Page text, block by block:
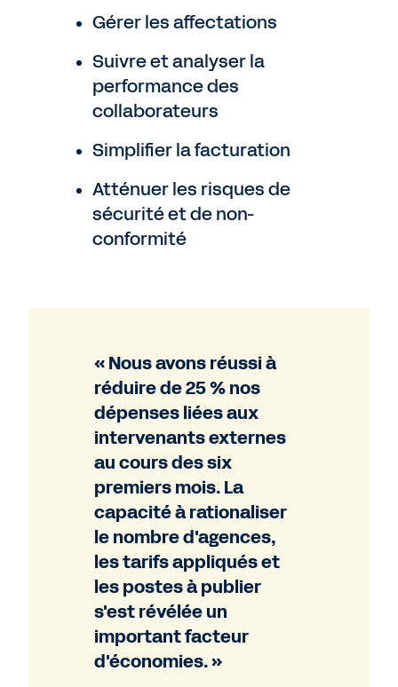
Gérer les affectations
Suivre et analyser la
performance des
collaborateurs
Simplifier la facturation
Atténuer les risques de
sécurité et de non-
conformité
« Nous avons réussi à
réduire de 25 % nos
dépenses liées aux
intervenants externes
au cours des six
premiers mois. La
capacité à rationaliser
le nombre d'agences,
les tarifs appliqués et
les postes à publier
s'est révélée un
important facteur
d'économies. »